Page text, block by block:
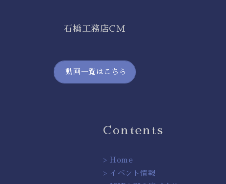
石橋工務店CM
動画一覧はこちら
Contents
> Home
> イベント情報